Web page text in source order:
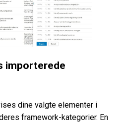
importerede
dine valgte elementer i
framework-kategorier. En